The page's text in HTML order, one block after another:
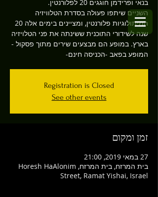
השניים שיתפו פעולה בסדרת הטלוויזיה
המיתולוגיות פלורנטין, ומציינים בימים אלה 20
שנה לשידורי התוכנית ששינתה את פני הטלויזיה
בארץ. במופע הם מבצעים שירים מתוך פסקול -
המופע בפאב -הכניסה חינם-
Registration is Closed
See other events
זמן ומקום
27 במאי 2019, 21:00
בית המרזח, בית המרזח, Horesh HaAlonim
Street, Ramat Yishai, Israel